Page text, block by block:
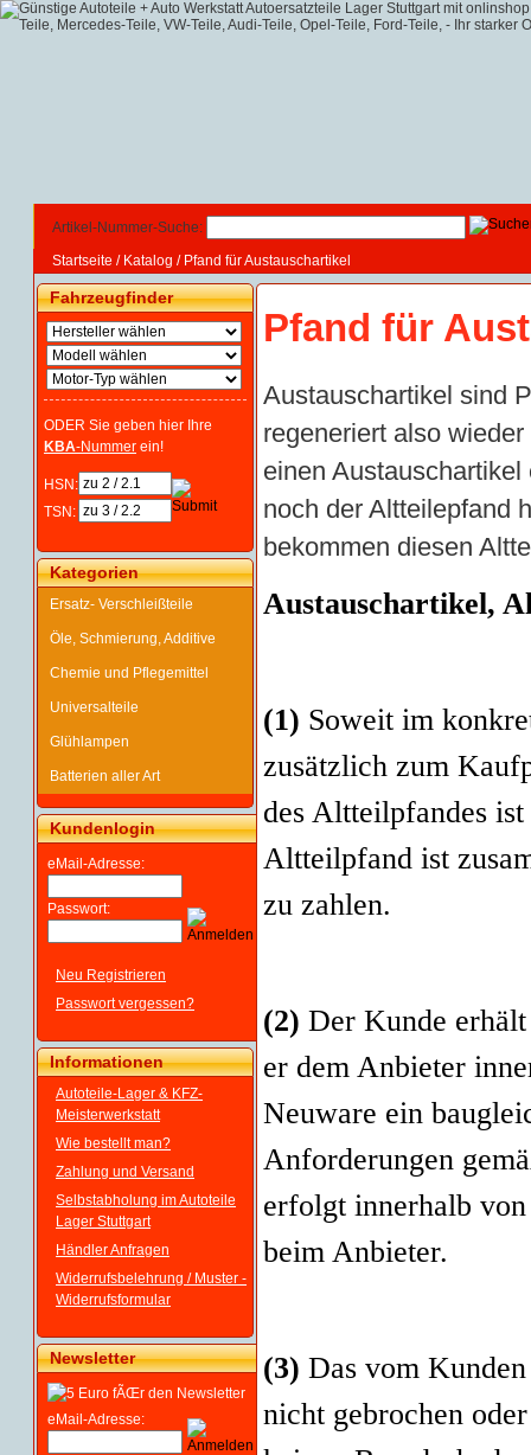
Artikel-Nummer-Suche:
Startseite / Katalog / Pfand für Austauschartikel
Fahrzeugfinder
ODER Sie geben hier Ihre
KBA-Nummer ein!
HSN:
TSN:
Kategorien
Ersatz- Verschleißteile
Öle, Schmierung, Additive
Chemie und Pflegemittel
Universalteile
Glühlampen
Batterien aller Art
Kundenlogin
eMail-Adresse:
Passwort:
Neu Registrieren
Passwort vergessen?
Informationen
Autoteile-Lager & KFZ-
Meisterwerkstatt
Wie bestellt man?
Zahlung und Versand
Selbstabholung im Autoteile
Lager Stuttgart
Händler Anfragen
Widerrufsbelehrung / Muster -
Widerrufsformular
Newsletter
eMail-Adresse:
Pfand für
Austauschartikel sind
regeneriert also
einen
noch der Altteilepfand
bekommen diesen
Austauschartikel,
(1) Soweit im
zusätzlich zum
des Altteilpfandes
Altteilpfand ist
zu zahlen.
(2) Der Kunde
er dem Anbieter
Neuware ein
Anforderungen
erfolgt innerhalb von
beim Anbieter.
(3) Das vom
nicht gebrochen